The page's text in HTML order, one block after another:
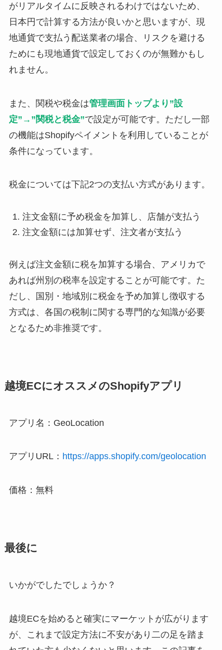
がリアルタイムに反映されるわけではないため、
日本円で計算する方法が良いかと思いますが、現
地通貨で支払う配送業者の場合、リスクを避ける
ためにも現地通貨で設定しておくのが無難かもし
れません。
また、関税や税金は管理画面トップより”設
定”→”関税と税金”で設定が可能です。ただし一部
の機能はShopifyペイメントを利用していることが
条件になっています。
税金については下記2つの支払い方式があります。
注文金額に予め税金を加算し、店舗が支払う
注文金額には加算せず、注文者が支払う
例えば注文金額に税を加算する場合、アメリカで
あれば州別の税率を設定することが可能です。た
だし、国別・地域別に税金を予め加算し徴収する
方式は、各国の税制に関する専門的な知識が必要
となるため非推奨です。
越境ECにオススメのShopifyアプリ
アプリ名：GeoLocation
アプリURL： https://apps.shopify.com/geolocation
価格：無料
最後に
いかがでしたでしょうか？
越境ECを始めると確実にマーケットが広がります
が、これまで設定方法に不安があり二の足を踏ま